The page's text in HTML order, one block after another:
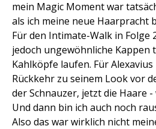
mein Magic Moment war
als ich meine neue Haarpracht
Für den Intimate-Walk in Folge
jedoch ungewöhnliche Kappen
Kahlköpfe laufen. Für
Rückkehr zu seinem Look vor
der Schnauzer, jetzt die Haare
Und dann bin ich auch noch
Also das war wirklich nicht